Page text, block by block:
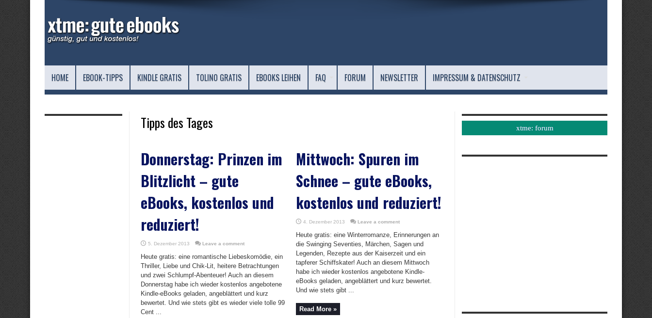
HOME EBOOK-TIPPS KINDLE GRATIS TOLINO GRATIS EBOOKS LEIHEN FAQ FORUM NEWSLETTER IMPRESSUM & DATENSCHUTZ
Tipps des Tages
Donnerstag: Prinzen im
Blitzlicht – gute
eBooks, kostenlos und
reduziert!
5. Dezember 2013 Leave a comment
Heute gratis: eine romantische Liebeskomödie, ein
Thriller, Liebe und Chik-Lit, heitere Betrachtungen
und zwei Schlumpf-Abenteuer! Auch an diesem
Donnerstag habe ich wieder kostenlos angebotene
Kindle-eBooks geladen, angeblättert und kurz
bewertet. Und wie stets gibt es wieder viele tolle 99
Cent ...
Mittwoch: Spuren im
Schnee – gute eBooks,
kostenlos und reduziert!
4. Dezember 2013 Leave a comment
Heute gratis: eine Winterromanze, Erinnerungen an
die Swinging Seventies, Märchen, Sagen und
Legenden, Rezepte aus der Kaiserzeit und ein
tapferer Schiffskater! Auch an diesem Mittwoch
habe ich wieder kostenlos angebotene Kindle-
eBooks geladen, angeblättert und kurz bewertet.
Und wie stets gibt ...
Read More »
xtme: forum